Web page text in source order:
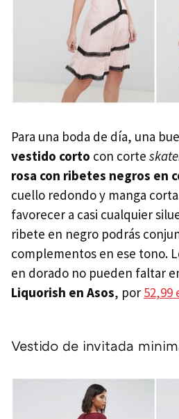
Para una boda de día, una
vestido corto con corte
rosa con ribetes negros en
cuello redondo y manga
favorecer a casi cualquier
ribete en negro podrás
complementos en ese tono.
en dorado no pueden faltar
Liquorish en Asos, por 52,99
Vestido de invitada